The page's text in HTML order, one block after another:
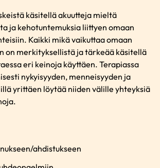
käsitellä akuutteja mieltä
ja kehotuntemuksia liittyen omaan
Kaikki mikä vaikuttaa omaan
on merkityksellistä ja tärkeää käsitellä
eri keinoja käyttäen. Terapiassa
nykyisyyden, menneisyyden ja
yrittäen löytää niiden välille yhteyksiä
ahdistukseen